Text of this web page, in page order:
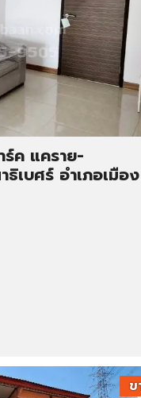
ค แคราย-
เบศร์ อำเภอเมือง
ข